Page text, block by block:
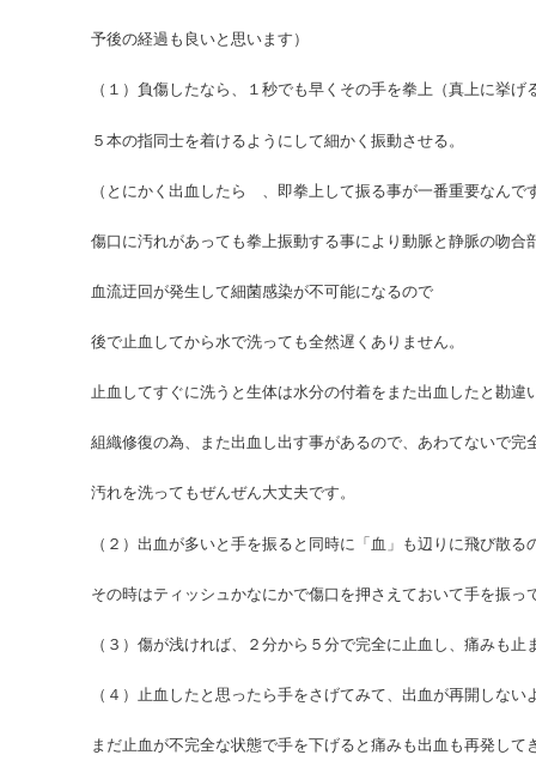
予後の経過も良いと思います）
（１）負傷したなら、１秒でも早くその手を拳上（真上に挙げ
５本の指同士を着けるようにして細かく振動させる。
（とにかく出血したら 、即拳上して振る事が一番重要なんで
傷口に汚れがあっても拳上振動する事により動脈と静脈の吻合
血流迂回が発生して細菌感染が不可能になるので
後で止血してから水で洗っても全然遅くありません。
止血してすぐに洗うと生体は水分の付着をまた出血したと勘違
組織修復の為、また出血し出す事があるので、あわてないで完
汚れを洗ってもぜんぜん大丈夫です。
（２）出血が多いと手を振ると同時に「血」も辺りに飛び散る
その時はティッシュかなにかで傷口を押さえておいて手を振っ
（３）傷が浅ければ、２分から５分で完全に止血し、痛みも止
（４）止血したと思ったら手をさげてみて、出血が再開しな
まだ止血が不完全な状態で手を下げると痛みも出血も再発して